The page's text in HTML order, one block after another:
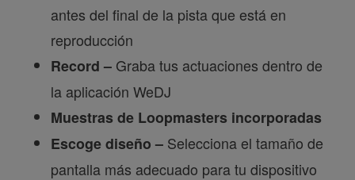
antes del final de la pista que está en
reproducción
Record –Graba tus actuaciones dentro de
la aplicación WeDJ
Muestras de Loopmasters incorporadas
Escoge diseño –Selecciona el tamaño de
pantalla más adecuado para tu dispositivo